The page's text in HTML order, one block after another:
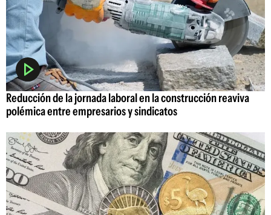
Reducción de la jornada laboral en la construcción reaviva
polémica entre empresarios y sindicatos